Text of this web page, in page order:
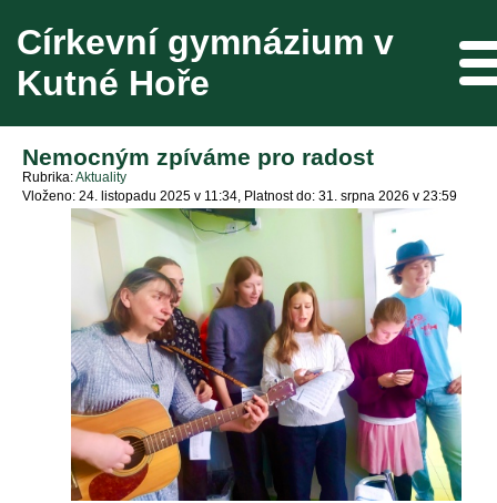
Církevní gymnázium v
Kutné Hoře
Nemocným zpíváme pro radost
Rubrika Aktuality
Vloženo: 24. listopadu 2025 v 11:34
Platnost do: 31. srpna 2026 v 23:59